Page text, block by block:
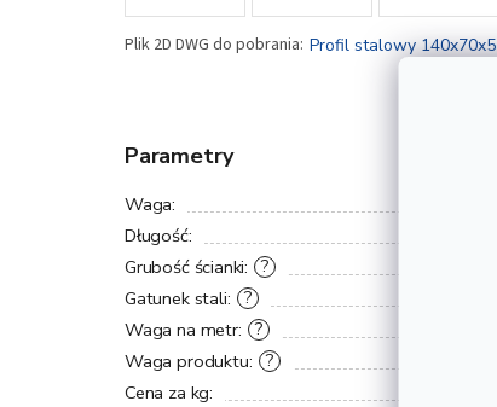
Profil stalowy 140x70x5
Parametry
Waga:
Długość:
?
Grubość ścianki:
?
Gatunek stali:
?
Waga na metr:
?
Waga produktu:
Cena za kg: